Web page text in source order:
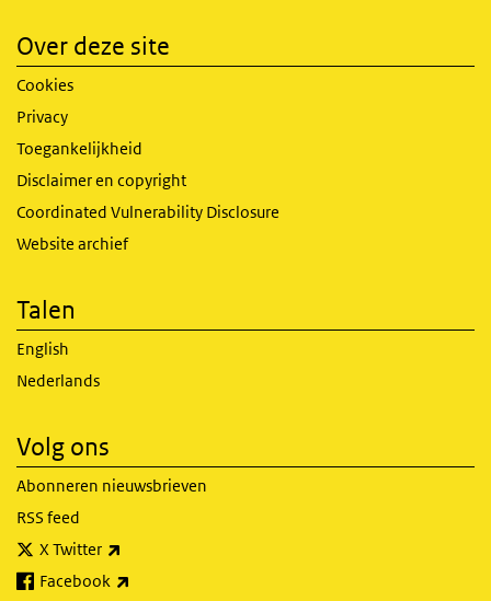
Over deze site
Cookies
Privacy
Toegankelijkheid
Disclaimer en copyright
Coordinated Vulnerability Disclosure
Website archief
Talen
English
Nederlands
Volg ons
Abonneren nieuwsbrieven
RSS feed
X Twitter
Facebook